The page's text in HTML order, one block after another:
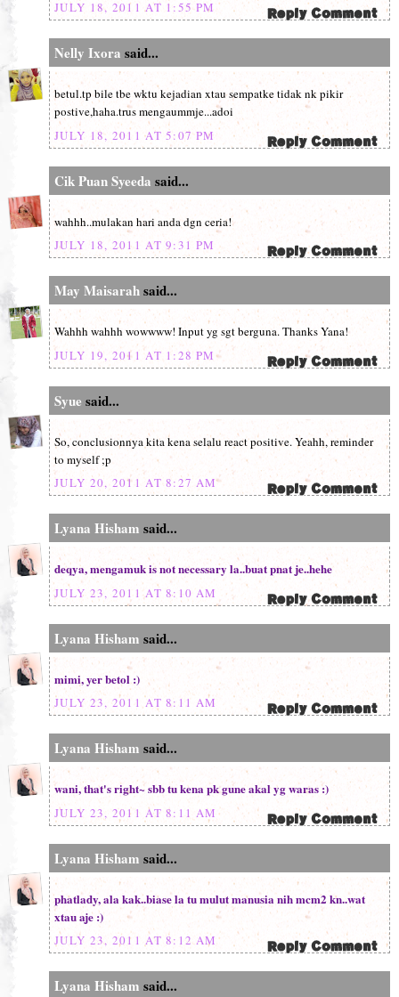
JULY 18, 2011 AT 1:55 PM
Nelly Ixora said...
betul.tp bile tbe wktu kejadian xtau sempatke tidak nk pikir
postive,haha.trus mengaummje...adoi
JULY 18, 2011 AT 5:07 PM
Cik Puan Syeeda said...
wahhh..mulakan hari anda dgn ceria!
JULY 18, 2011 AT 9:31 PM
May Maisarahsaid...
Wahhh wahhh wowwww! Input yg sgt berguna. Thanks Yana!
JULY 19, 2011 AT 1:28 PM
Syue said...
So, conclusionnya kita kena selalu react positive. Yeahh, reminder
to myself ;p
JULY 20, 2011 AT 8:27 AM
Lyana Hisham said...
deqya, mengamuk is not necessary la..buat pnat je..hehe
JULY 23, 2011 AT 8:10 AM
Lyana Hisham said...
mimi, yer betol :)
JULY 23, 2011 AT 8:11 AM
Lyana Hisham said...
wani, that's right~ sbb tu kena pk gune akal yg waras :)
JULY 23, 2011 AT 8:11 AM
Lyana Hisham said...
phatlady, ala kak..biase la tu mulut manusia nih mcm2 kn..wat
xtau aje :)
JULY 23, 2011 AT 8:12 AM
Lyana Hisham said...